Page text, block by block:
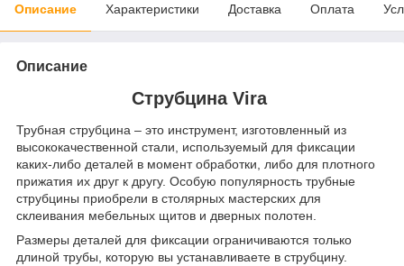
Описание Характеристики Доставка Оплата
Описание
Струбцина Vira
Трубная струбцина – это инструмент, изготовленный из
высококачественной стали, используемый для фиксации
каких-либо деталей в момент обработки, либо для плотного
прижатия их друг к другу. Особую популярность трубные
струбцины приобрели в столярных мастерских для
склеивания мебельных щитов и дверных полотен.
Размеры деталей для фиксации ограничиваются только
длиной трубы, которую вы устанавливаете в струбцину.